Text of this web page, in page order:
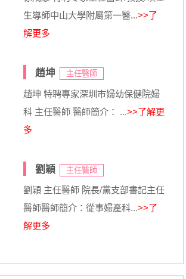
生導師中山大學附屬第一醫...>>了
解更多
趙坤 主任醫師
趙坤 特聘專家深圳市婦幼保健院婦
科 主任醫師 醫師簡介： ...>>了解更
多
劉穎 主任醫師
劉穎 主任醫師 院長/黨支部書記主任
醫師醫師簡介：從事婦產科...>>了
解更多